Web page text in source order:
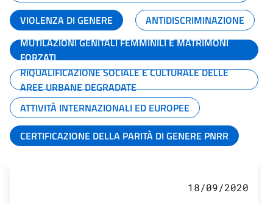
VIOLENZA DI GENERE
ANTIDISCRIMINAZIONE
MUTILAZIONI GENITALI FEMMINILI E MATRIMONI
FORZATI
RIQUALIFICAZIONE SOCIALE E CULTURALE DELLE
AREE URBANE DEGRADATE
ATTIVITÀ INTERNAZIONALI ED EUROPEE
CERTIFICAZIONE DELLA PARITÀ DI GENERE PNRR
18/09/2020